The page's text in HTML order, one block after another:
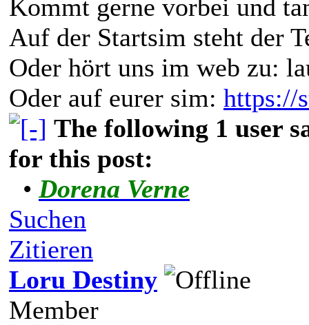
Kommt gerne vorbei und
Auf der Startsim steht der
Oder hört uns im web zu:
Oder auf eurer sim: https://
The following 1 user
for this post:
• Dorena Verne
Suchen
Zitieren
Loru Destiny
Member